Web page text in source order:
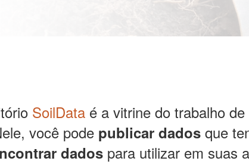
SoilData é a vitrine do trabalho
você pode publicar dados que
dadospara utilizar em suas